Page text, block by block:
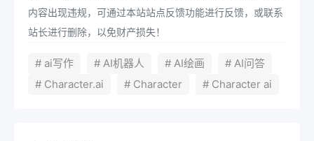
内容出现违规，可通过本站站点反馈功能进行反馈，或联系
站长进行删除，以免财产损失！
# ai写作 # AI机器人 # AI绘画
# AI问答
# Character.ai
# Character # Character ai